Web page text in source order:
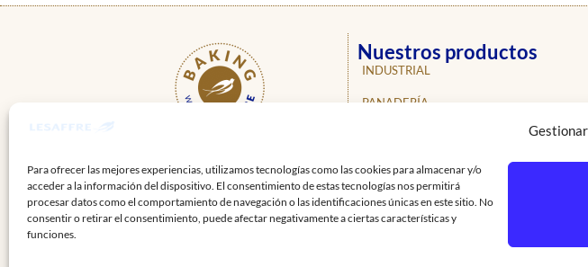
Para ofrecer las mejores experiencias, utilizamos tecnologías como las cookies para almacenar y/o
acceder a la información del dispositivo. El consentimiento de estas tecnologías nos permitirá
procesar datos como el comportamiento de navegación o las identificaciones únicas en este sitio. No
consentir o retirar el consentimiento, puede afectar negativamente a ciertas características y
funciones.
Nuestros productos
INDUSTRIAL
PANADERÍA
NOSOTROS
NOTICIAS